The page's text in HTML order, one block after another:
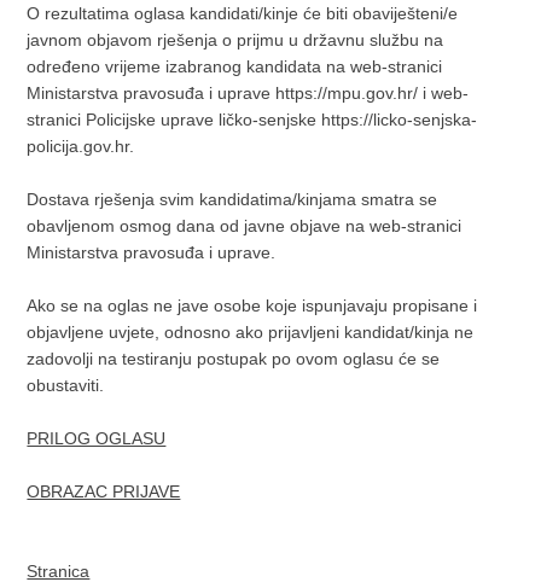
O rezultatima oglasa kandidati/kinje će biti obaviješteni/e
javnom objavom rješenja o prijmu u državnu službu na
određeno vrijeme izabranog kandidata na web-stranici
Ministarstva pravosuđa i uprave https://mpu.gov.hr/ i web-
stranici Policijske uprave ličko-senjske https://licko-senjska-
policija.gov.hr.
Dostava rješenja svim kandidatima/kinjama smatra se
obavljenom osmog dana od javne objave na web-stranici
Ministarstva pravosuđa i uprave.
Ako se na oglas ne jave osobe koje ispunjavaju propisane i
objavljene uvjete, odnosno ako prijavljeni kandidat/kinja ne
zadovolji na testiranju postupak po ovom oglasu će se
obustaviti.
PRILOG OGLASU
OBRAZAC PRIJAVE
Stranica